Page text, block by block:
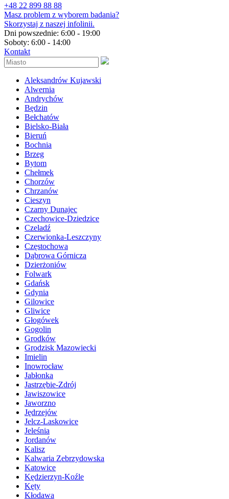
+48 22 899 88 88
Masz problem z wyborem badania?
Skorzystaj z naszej infolinii.
Dni powszednie: 6:00 - 19:00
Soboty: 6:00 - 14:00
Kontakt
Aleksandrów Kujawski
Alwernia
Andrychów
Będzin
Bełchatów
Bielsko-Biała
Bieruń
Bochnia
Brzeg
Bytom
Chełmek
Chorzów
Chrzanów
Cieszyn
Czarny Dunajec
Czechowice-Dziedzice
Czeladź
Czerwionka-Leszczyny
Częstochowa
Dąbrowa Górnicza
Dzierżoniów
Folwark
Gdańsk
Gdynia
Gilowice
Gliwice
Głogówek
Gogolin
Grodków
Grodzisk Mazowiecki
Imielin
Inowrocław
Jabłonka
Jastrzębie-Zdrój
Jawiszowice
Jaworzno
Jędrzejów
Jelcz-Laskowice
Jeleśnia
Jordanów
Kalisz
Kalwaria Zebrzydowska
Katowice
Kędzierzyn-Koźle
Kęty
Kłodawa